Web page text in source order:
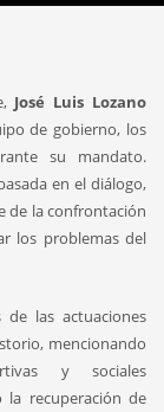
José Luis Lozano
de gobierno, los
su mandato.
en el diálogo,
de la confrontación
los problemas del
de las actuaciones
mencionando
y sociales
recuperación de